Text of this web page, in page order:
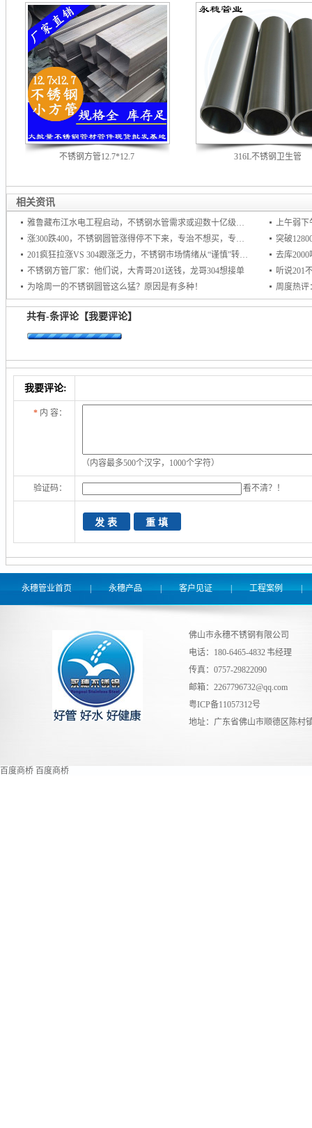
不锈钢方管12.7*12.7 316L不锈钢卫生管
相关资讯
雅鲁藏布江水电工程启动，不锈钢水管需求或迎数十亿级增量市场
上午弱下
涨300跌400，不锈钢圆管涨得停不下来，专治不想买，专杀不敢买！
201疯狂拉涨VS 304跟涨乏力，不锈钢市场情绪从“谨慎”转向“追涨
去库
不锈钢方管厂家：他们说，大青哥201送钱，龙哥304想接单
听说201
为啥周一的不锈钢圆管这么猛？原因是有多种！
周度热评
共有-条评论【我要评论】
我要评论:
* 内 容：
（内容最多500个汉字，1000个字符）
验证码： 看不清？！
永穗管业首页 永穗产品 | 客户见证 | 工程案例 |
佛山市永穗不锈钢有限公司
电话：180-6465-4832 韦经理
传真：0757-29822090
邮箱：2267796732@qq.com
粤ICP备11057312号
地址：广东省佛山市顺德区陈
百度商桥 百度商桥